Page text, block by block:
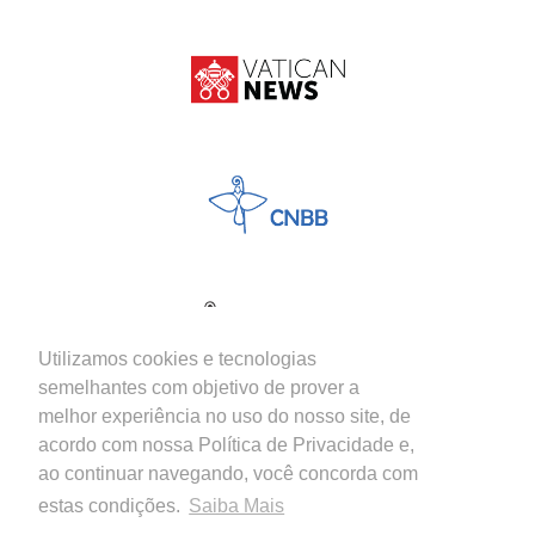
Utilizamos cookies e tecnologias
semelhantes com objetivo de prover a
melhor experiência no uso do nosso site, de
acordo com nossa Política de Privacidade e,
ao continuar navegando, você concorda com
estas condições. Saiba Mais